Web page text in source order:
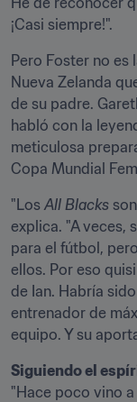
¡Casi siempre!".
Pero Foster no
Nueva Zelanda
de su padre.
habló con la
meticulosa
Copa Mundial
"Los All Blacks
explica. "A veces,
para el fútbol,
ellos. Por eso
de Ian. Habría
entrenador de
equipo. Y su
Siguiendo el
"Hace poco vino